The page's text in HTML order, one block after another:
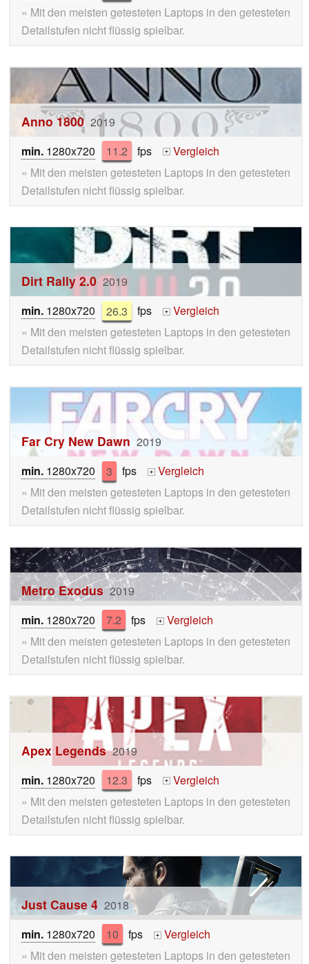
» Mit den meisten getesteten Laptops in den getesteten
Detailstufen nicht flüssig spielbar.
Anno 1800 2019
min. 1280x720 11.2 fps +
Vergleich
» Mit den meisten getesteten Laptops in den getesteten
Detailstufen nicht flüssig spielbar.
Dirt Rally 2.0 2019
min. 1280x720 26.3 fps +
Vergleich
» Mit den meisten getesteten Laptops in den getesteten
Detailstufen nicht flüssig spielbar.
Far Cry New Dawn 2019
min. 1280x720 3 fps +
Vergleich
» Mit den meisten getesteten Laptops in den getesteten
Detailstufen nicht flüssig spielbar.
Metro Exodus 2019
min. 1280x720 7.2 fps +
Vergleich
» Mit den meisten getesteten Laptops in den getesteten
Detailstufen nicht flüssig spielbar.
Apex Legends 2019
min. 1280x720 12.3 fps +
Vergleich
» Mit den meisten getesteten Laptops in den getesteten
Detailstufen nicht flüssig spielbar.
Just Cause 4 2018
min. 1280x720 10 fps +
Vergleich
» Mit den meisten getesteten Laptops in den getesteten